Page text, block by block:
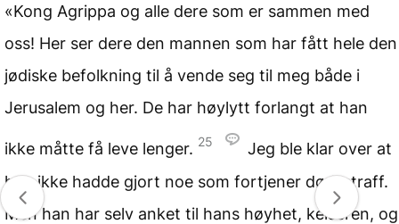
«Kong Agrippa og alle dere som er sammen med
oss! Her ser dere den mannen som har fått hele den
jødiske befolkning til å vende seg til meg både i
Jerusalem og her. De har høylytt forlangt at han
ikke måtte få leve lenger. 25
Jeg ble klar over at
han ikke hadde gjort noe som fortjener dødsstraff.
Men han har selv anket til hans høyhet, keiseren, og